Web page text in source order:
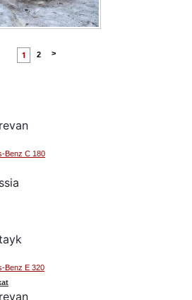
1 2 >
Benz C 180
Benz E 320